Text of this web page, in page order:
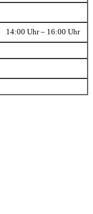
14:00 Uhr – 16:00 Uhr